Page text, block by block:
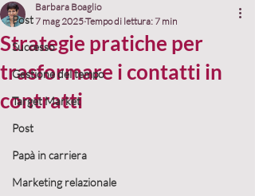
Post
Successo
Gestione del tempo
Target Market
Post
Papà in carriera
Marketing relazionale
Strategie pratiche per
trasformare i contatti in
contratti
Barbara Boaglio
7 mag 2025Tempo di lettura: 7 min